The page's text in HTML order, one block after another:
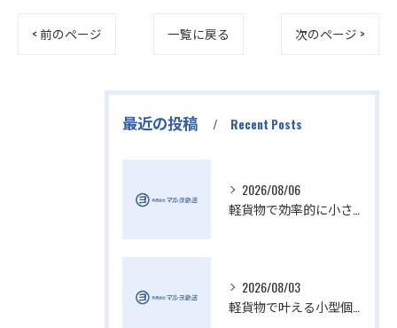
< 前のページ 一覧に戻る 次のページ >
最近の投稿 Recent Posts
2026/08/06
2026/08/03